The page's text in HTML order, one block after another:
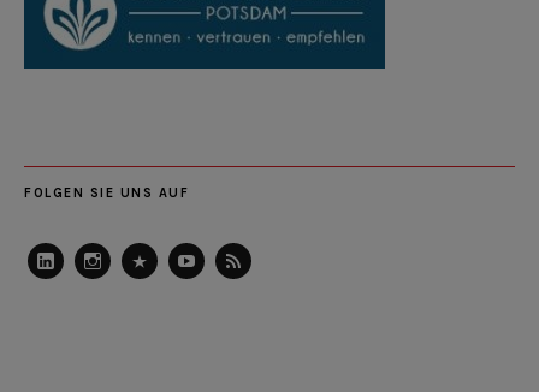
FOLGEN SIE UNS AUF